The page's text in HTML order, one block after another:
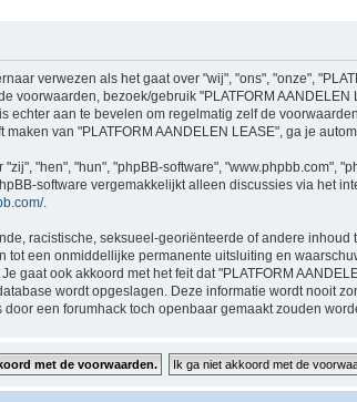
verwezen als het gaat over "wij", "ons", "onze",
bezoek/gebruik "PLATFORM
aan te bevelen om regelmatig zelf de
van "PLATFORM AANDELEN LEASE", ga je
"hen", "hun", "phpBB-software", "www.phpbb.com",
software vergemakkelijkt alleen discussies via het
.
racistische, seksueel-georiënteerde of andere
tot een onmiddellijke permanente uitsluiting en
ook akkoord met het feit dat "PLATFORM
wordt opgeslagen. Deze informatie wordt nooit
een forumhack toch openbaar gemaakt zouden